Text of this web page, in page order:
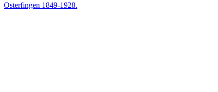
Osterfingen 1849-1928.